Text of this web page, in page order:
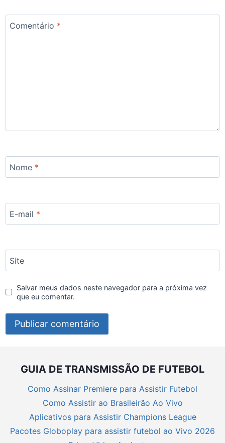
Comentário *
Nome *
E-mail *
Site
Salvar meus dados neste navegador para a próxima vez
que eu comentar.
GUIA DE TRANSMISSÃO DE FUTEBOL
Como Assinar Premiere para Assistir Futebol
Como Assistir ao Brasileirão Ao Vivo
Aplicativos para Assistir Champions League
Pacotes Globoplay para assistir futebol ao Vivo 2026